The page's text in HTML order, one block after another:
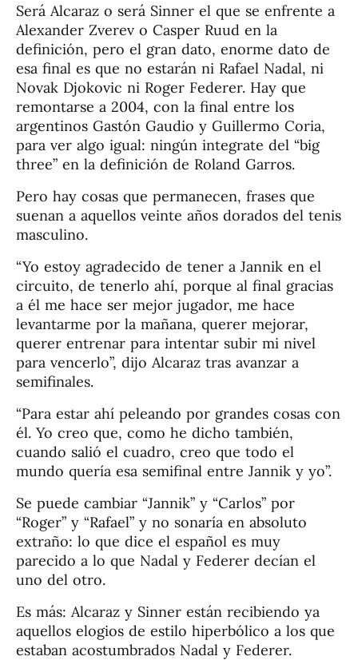
Será Alcaraz o será Sinner el que se enfrente a
Alexander Zverev o Casper Ruud en la
definición, pero el gran dato, enorme dato de
esa final es que no estarán ni Rafael Nadal, ni
Novak Djokovic ni Roger Federer. Hay que
remontarse a 2004, con la final entre los
argentinos Gastón Gaudio y Guillermo Coria,
para ver algo igual: ningún integrate del “big
three” en la definición de Roland Garros.
Pero hay cosas que permanecen, frases que
suenan a aquellos veinte años dorados del tenis
masculino.
“Yo estoy agradecido de tener a Jannik en el
circuito, de tenerlo ahí, porque al final gracias
a él me hace ser mejor jugador, me hace
levantarme por la mañana, querer mejorar,
querer entrenar para intentar subir mi nivel
para vencerlo”, dijo Alcaraz tras avanzar a
semifinales.
“Para estar ahí peleando por grandes cosas con
él. Yo creo que, como he dicho también,
cuando salió el cuadro, creo que todo el
mundo quería esa semifinal entre Jannik y yo”.
Se puede cambiar “Jannik” y “Carlos” por
“Roger” y “Rafael” y no sonaría en absoluto
extraño: lo que dice el español es muy
parecido a lo que Nadal y Federer decían el
uno del otro.
Es más: Alcaraz y Sinner están recibiendo ya
aquellos elogios de estilo hiperbólico a los que
estaban acostumbrados Nadal y Federer.